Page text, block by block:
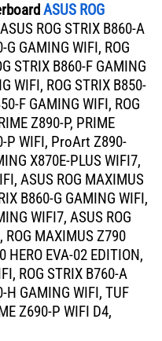
ASUS ROG
ROG STRIX B860-A
G GAMING WIFI, ROG
STRIX B860-F GAMING
WIFI, ROG STRIX B850-
F GAMING WIFI, ROG
Z890-P, PRIME
P WIFI, ProArt Z890-
X870E-PLUS WIFI7,
ASUS ROG MAXIMUS
B860-G GAMING WIFI,
WIFI7, ASUS ROG
ROG MAXIMUS Z790
HERO EVA-02 EDITION,
ROG STRIX B760-A
H GAMING WIFI, TUF
Z690-P WIFI D4,